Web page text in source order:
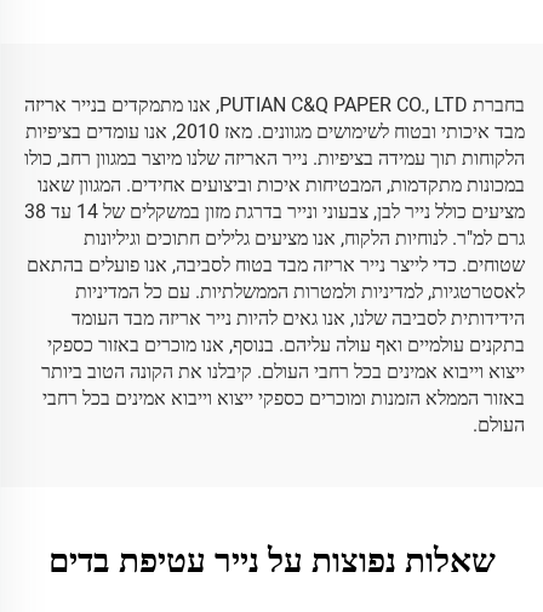
בחברת PUTIAN C&Q PAPER CO., LTD, אנו מתמקדים בנייר אריזה
מבד איכותי ובטוח לשימושים מגוונים. מאז 2010, אנו עומדים בציפיות
הלקוחות תוך עמידה בציפיות. נייר האריזה שלנו מיוצר במגוון רחב, כולו
במכונות מתקדמות, המבטיחות איכות וביצועים אחידים. המגוון שאנו
מציעים כולל נייר לבן, צבעוני ונייר בדרגת מזון במשקלים של 14 עד 38
גרם למ"ר. לנוחיות הלקוח, אנו מציעים גלילים חתוכים וגיליונות
שטוחים. כדי לייצר נייר אריזה מבד בטוח לסביבה, אנו פועלים בהתאם
לאסטרטגיות, למדיניות ולמטרות הממשלתיות. עם כל המדיניות
הידידותית לסביבה שלנו, אנו גאים להיות נייר אריזה מבד העומד
בתקנים עולמיים ואף עולה עליהם. בנוסף, אנו מוכרים באזור כספקי
ייצוא וייבוא אמינים בכל רחבי העולם. קיבלנו את הקונה הטוב ביותר
באזור הממלא הזמנות ומוכרים כספקי ייצוא וייבוא אמינים בכל רחבי
העולם.
שאלות נפוצות על נייר עטיפת בדים